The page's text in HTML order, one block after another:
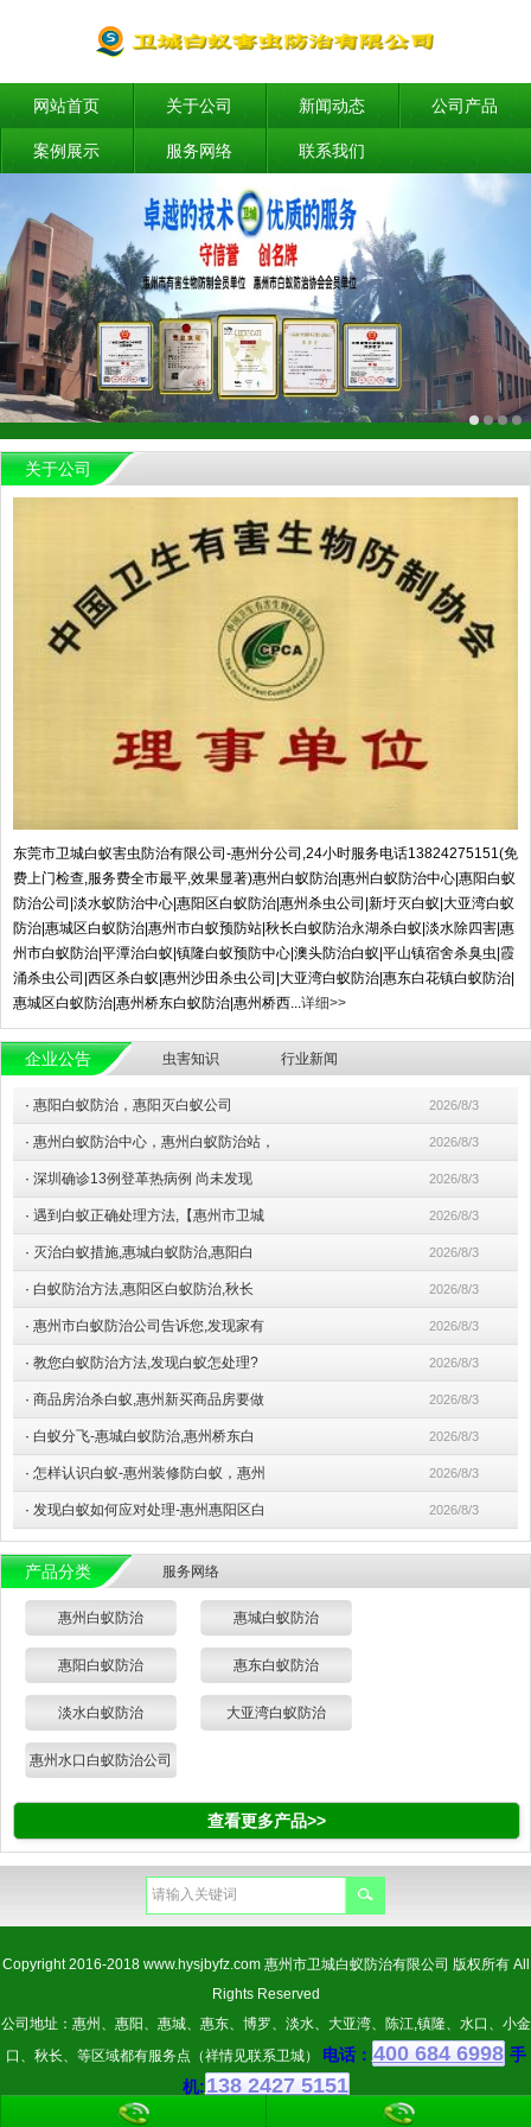
网站首页 关于公司 新闻动态 公司产品
案例展示 服务网络 联系我们
关于公司
东莞市卫城白蚁害虫防治有限公司-惠州分公司,24小时服务电话13824275151(免
费上门检查,服务费全市最平,效果显著)惠州白蚁防治|惠州白蚁防治中心|惠阳白蚁
防治公司|淡水蚁防治中心|惠阳区白蚁防治|惠州杀虫公司|新圩灭白蚁|大亚湾白蚁
防治|惠城区白蚁防治|惠州市白蚁预防站|秋长白蚁防治永湖杀白蚁|淡水除四害|惠
州市白蚁防治|平潭治白蚁|镇隆白蚁预防中心|澳头防治白蚁|平山镇宿舍杀臭虫|霞
涌杀虫公司|西区杀白蚁|惠州沙田杀虫公司|大亚湾白蚁防治|惠东白花镇白蚁防治|
惠城区白蚁防治|惠州桥东白蚁防治|惠州桥西... 详细>>
企业公告 虫害知识 行业新闻
· 惠阳白蚁防治，惠阳灭白蚁公司 2026/8/3
· 惠州白蚁防治中心，惠州白蚁防治站， 2026/8/3
· 深圳确诊13例登革热病例 尚未发现 2026/8/3
· 遇到白蚁正确处理方法,【惠州市卫城 2026/8/3
· 灭治白蚁措施,惠城白蚁防治,惠阳白 2026/8/3
· 白蚁防治方法,惠阳区白蚁防治,秋长 2026/8/3
· 惠州市白蚁防治公司告诉您,发现家有 2026/8/3
· 教您白蚁防治方法,发现白蚁怎处理? 2026/8/3
· 商品房治杀白蚁,惠州新买商品房要做 2026/8/3
· 白蚁分飞-惠城白蚁防治,惠州桥东白 2026/8/3
· 怎样认识白蚁-惠州装修防白蚁，惠州 2026/8/3
· 发现白蚁如何应对处理-惠州惠阳区白 2026/8/3
产品分类 服务网络
惠州白蚁防治 惠城白蚁防治
惠阳白蚁防治 惠东白蚁防治
淡水白蚁防治 大亚湾白蚁防治
惠州水口白蚁防治公司
查看更多产品>>
Copyright 2016-2018 www.hysjbyfz.com惠州市卫城白蚁防治有限公司 版权所有 All
Rights Reserved
公司地址：惠州、惠阳、惠城、惠东、博罗、淡水、大亚湾、陈江,镇隆、水口、小金
口、秋长、等区域都有服务点（祥情见联系卫城）
电话： 400 684 6998 手
机:138 2427 5151